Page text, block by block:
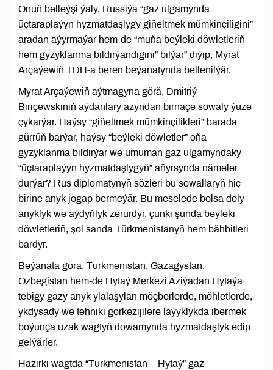
Onuň belleýşi ýaly, Russiýa “gaz ulgamynda
üçtaraplaýyn hyzmatdaşlygy giňeltmek mümkinçiligini”
aradan aýyrmaýar hem-de “muňa beýleki döwletleriň
hem gyzyklanma bildirýändigini” bilýär” diýip, Myrat
Arçaýewiň TDH-a beren beýanatynda bellenilýär.
Myrat Arçaýewiň aýtmagyna görä, Dmitriý
Biriçewskiniň aýdanlary azyndan birnäçe sowaly ýüze
çykarýar. Haýsy “giňeltmek mümkinçilikleri” barada
gürrüň barýar, haýsy “beýleki döwletler” oňa
gyzyklanma bildirýär we umuman gaz ulgamyndaky
“üçtaraplaýyn hyzmatdaşlygyň” aňyrsynda nämeler
durýar? Rus diplomatynyň sözleri bu sowallaryň hiç
birine anyk jogap bermeýär. Bu meselede bolsa doly
anyklyk we aýdyňlyk zerurdyr, çünki şunda beýleki
döwletleriň, şol sanda Türkmenistanyň hem bähbitleri
bardyr.
Beýanata görä, Türkmenistan, Gazagystan,
Özbegistan hem-de Hytaý Merkezi Aziýadan Hytaýa
tebigy gazy anyk ylalaşylan möçberlerde, möhletlerde,
ykdysady we tehniki görkezijilere laýyklykda ibermek
boýunça uzak wagtyň dowamynda hyzmatdaşlyk edip
gelýärler.
Häzirki wagtda “Türkmenistan – Hytaý” gaz